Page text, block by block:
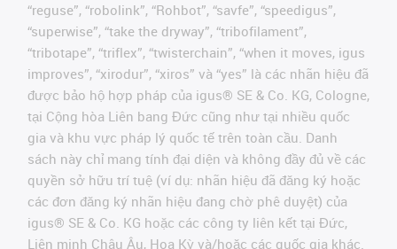
“reguse”, “robolink”, “Rohbot”, “savfe”, “speedigus”,
“superwise”, “take the dryway”, “tribofilament”,
“tribotape”, “triflex”, “twisterchain”, “when it moves, igus
improves”, “xirodur”, “xiros” và “yes” là các nhãn hiệu đã
được bảo hộ hợp pháp của igus® SE & Co. KG, Cologne,
tại Cộng hòa Liên bang Đức cũng như tại nhiều quốc
gia và khu vực pháp lý quốc tế trên toàn cầu. Danh
sách này chỉ mang tính đại diện và không đầy đủ về các
quyền sở hữu trí tuệ (ví dụ: nhãn hiệu đã đăng ký hoặc
các đơn đăng ký nhãn hiệu đang chờ phê duyệt) của
igus® SE & Co. KG hoặc các công ty liên kết tại Đức,
Liên minh Châu Âu, Hoa Kỳ và/hoặc các quốc gia khác.